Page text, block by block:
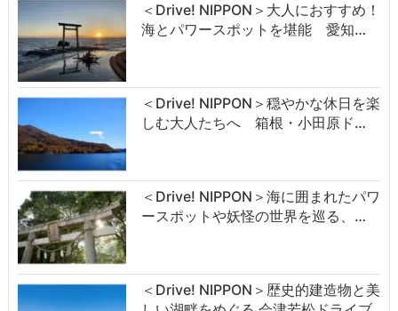
＜Drive! NIPPON＞大人におすすめ！
海とパワースポットを堪能 愛知…
＜Drive! NIPPON＞穏やかな休日を楽
しむ大人たちへ 箱根・小田原ド…
＜Drive! NIPPON＞海に囲まれたパワ
ースポットや妖怪の世界を巡る、…
＜Drive! NIPPON＞歴史的建造物と美